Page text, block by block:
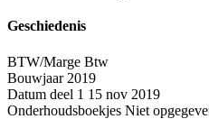
Geschiedenis
BTW/Marge Btw
Bouwjaar 2019
Datum deel 1 15 nov 2019
Onderhoudsboekjes Niet